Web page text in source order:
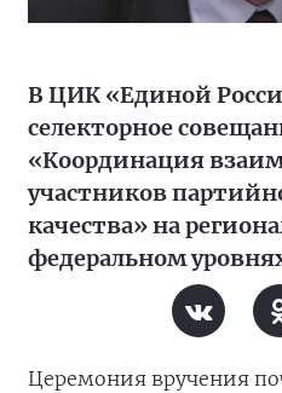
В ЦИК «Единой
селекторное
«Координация
участников
качества» на
федеральном
Церемония вручения